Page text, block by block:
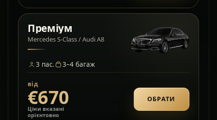
Преміум
Mercedes S-Class / Audi A8
3 пас. 3–4 багаж
від
€670
Ціни вказані
орієнтовно
ОБРАТИ